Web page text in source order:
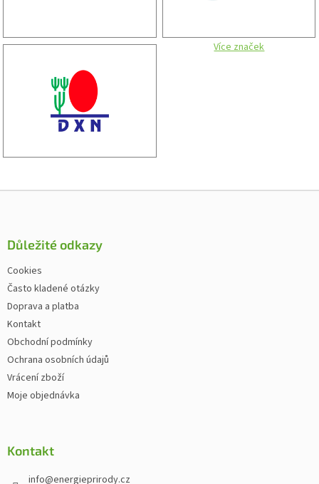
Více značek
Zápatí
Důležité odkazy
Cookies
Často kladené otázky
Doprava a platba
Kontakt
Obchodní podmínky
Ochrana osobních údajů
Vrácení zboží
Moje objednávka
Kontakt
info@energieprirody.cz